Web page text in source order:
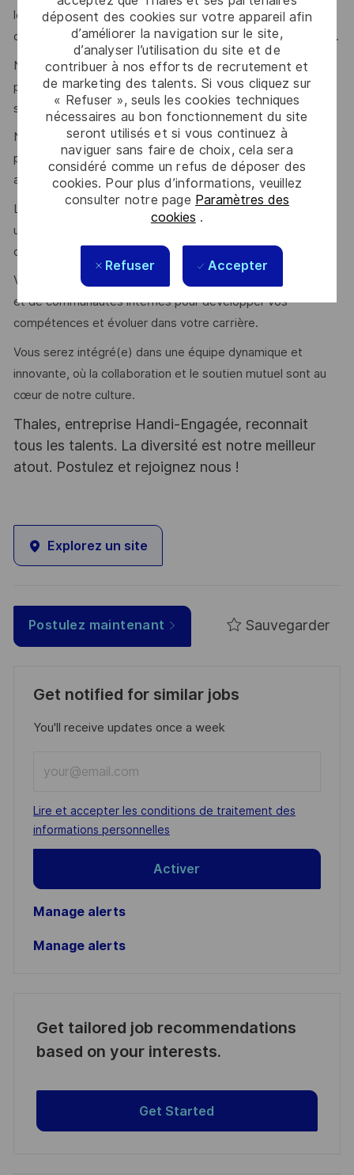
déposent des cookies sur votre appareil afin
d’améliorer la navigation sur le site,
d’analyser l’utilisation du site et de
contribuer à nos efforts de recrutement et
de marketing des talents. Si vous cliquez sur
« Refuser », seuls les cookies techniques
nécessaires au bon fonctionnement du site
seront utilisés et si vous continuez à
naviguer sans faire de choix, cela sera
considéré comme un refus de déposer des
cookies. Pour plus d’informations, veuillez
consulter notre page Paramètres des
cookies .
Refuser Accepter
les domaines de l’Aerospace, de l’énergie, comme de la
défense pour renforcer notre expertise et notre innovation.
Nous utilisons des méthodologies DevSecOps et agiles
pour accélérer le développement et l'exploitation de nos
services cloud.
Nous recherchons une personnalité qui saura apporter sa
pierre à l'édifice, partager ses connaissances et grandir
avec l'équipe.
L'environnement technique est exigeant, mais nous offrons
un cadre de travail stimulant et des opportunités de
développement continu.
Vous bénéficierez de parcours de formation, d'académies
et de communautés internes pour développer vos
compétences et évoluer dans votre carrière.
Vous serez intégré(e) dans une équipe dynamique et
innovante, où la collaboration et le soutien mutuel sont au
cœur de notre culture.
Thales, entreprise Handi-Engagée, reconnait
tous les talents. La diversité est notre meilleur
atout. Postulez et rejoignez nous !
Explorez un site
Postulez maintenant Sauvegarder
Get notified for similar jobs
You'll receive updates once a week
Email
address
(Required)
Required
Lire et accepter les conditions de traitement des
informations personnelles
Activer
Manage alerts
Manage alerts
Get tailored job recommendations
based on your interests.
Get Started